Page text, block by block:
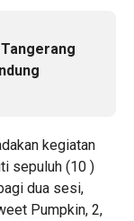
kegiatan
sepuluh (10 )
dua sesi,
Pumpkin, 2,